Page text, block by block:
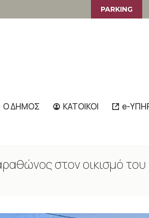
PARKING
Ο ΔΗΜΟΣ ΚΑΤΟΙΚΟΙ e-
στον οικισμό του